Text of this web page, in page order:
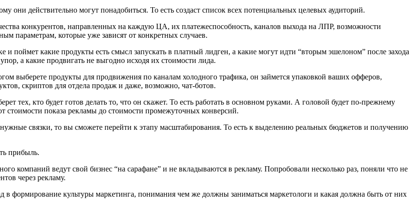
действительно могут понадобиться. То есть создаст список всех потенциальных целевых аудиторий.
конкурентов, направленных на каждую ЦА, их платежеспособность, каналов выхода на ЛПР, возможности
параметрам, которые уже зависят от конкретных случаев.
какие продукты есть смысл запускать в платный лидген, а какие могут идти “вторым эшелоном” после захода
а какие продвигать не выгодно исходя их стоимости лида.
выберете продукты для продвижения по каналам холодного трафика, он займется упаковкой ваших офферов,
скриптов для отдела продаж и даже, возможно, чат-ботов.
тех, кто будет готов делать то, что он скажет. То есть работать в основном руками. А головой будет по-прежнему
стоимости показа рекламы до стоимости промежуточных конверсий.
связки, то вы сможете перейти к этапу масштабирования. То есть к выделению реальных бюджетов и получению
прибыль.
компаний ведут свой бизнес “на сарафане” и не вкладываются в рекламу. Попробовали несколько раз, поняли что не
через рекламу.
в формирование культуры маркетинга, понимания чем же должны заниматься маркетологи и какая должна быть от них